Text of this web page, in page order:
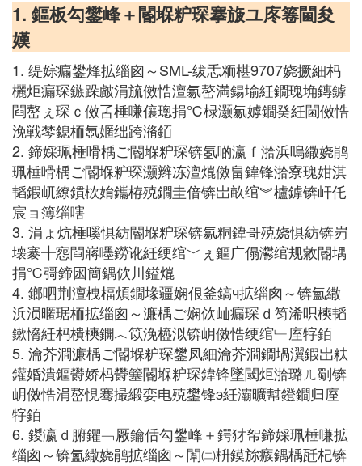
1. 鏂板勾鐢峰＋閽堢粐琛搴旇ユ庝箞閫夋
嫨
1. 缇婃瘺鐢烽拡缁囪～SML-绂忎粫椹9707娆撅細杩
欐炬瘺琛鏃跺皻涓旈傚悎澶氱嶅満鍚堬紝鐗瑰埆鏄鎼
閰嶅ぇ琛ｃ傚叾棰嗛儴璁捐℃椂灏氱嫭鐗癸紝閫傚悎
浼戦棽鎴栭氬嫟绌跨潃銆
2. 鍗婇珮棰嗗楀ご閽堢粐琛锛氬啲瀛ｆ湁浜嗚繖娆鹃
珮棰嗗楀ご閽堢粐琛灏辫冻澶熴傚畠鍏锋湁寮瑰姏淇
韬鍜屼繚鏆栨姢鑴栫殑鐗圭偣锛岀畝绾︾櫨鎼锛屽仛
宸ョ簿缁嗐
3. 涓ょ炕棰嗘惧紡閽堢粐琛锛氱粡鍏哥殑娆惧紡锛岃
壊褰╂惌閰嶈嚜鐒讹紝绠绾﹀ぇ鏂广傝灪绾规敹閽堣
捐℃彁鍗囦簡鍝佽川鎰熴
4. 鎯呬荆澶栧楅煩鐗堟疆娴佷釜鎬ч拡缁囪～锛氳繖
浜涢暱琚栭拡缁囪～濂楀ご娴佽屾瘺琛ｄ笉浠呮樉韬
鏉愶紝杩樻樉鐦︿笖浼橀泤锛岄傚悎绠绾﹂庢牸銆
5. 瀹芥澗濂楀ご閽堢粐琛鐢凤細瀹芥澗鐗堝瀷鍜岀粏
鑵婚潰鏂欎娇杩欎簺閽堢粐琛鍏锋墜閾炬湁璐ㄦ劅锛
岄傚悎涓嶅悓骞撮緞娈电殑鐢锋э紝灞曠幇鐙鐗归庢
牸銆
6. 鍐瀛ｄ腑鑺﹁厰鑰佸勾鐢峰＋鍔犲帤鍗婇珮棰嗛拡
缁囪～锛氳繖娆鹃拡缁囪～闈㈡枡鏌旀瘯鍝楀瓩杞锛